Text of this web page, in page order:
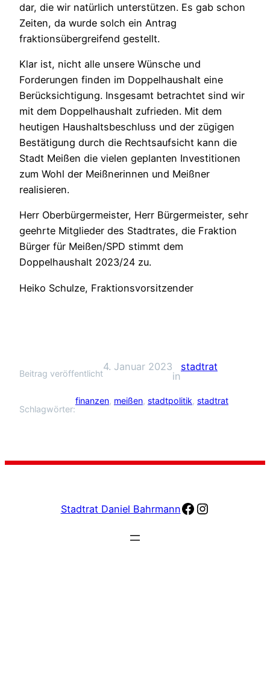
dar, die wir natürlich unterstützen. Es gab schon
Zeiten, da wurde solch ein Antrag
fraktionsübergreifend gestellt.
Klar ist, nicht alle unsere Wünsche und
Forderungen finden im Doppelhaushalt eine
Berücksichtigung. Insgesamt betrachtet sind wir
mit dem Doppelhaushalt zufrieden. Mit dem
heutigen Haushaltsbeschluss und der zügigen
Bestätigung durch die Rechtsaufsicht kann die
Stadt Meißen die vielen geplanten Investitionen
zum Wohl der Meißnerinnen und Meißner
realisieren.
Herr Oberbürgermeister, Herr Bürgermeister, sehr
geehrte Mitglieder des Stadtrates, die Fraktion
Bürger für Meißen/SPD stimmt dem
Doppelhaushalt 2023/24 zu.
Heiko Schulze, Fraktionsvorsitzender
Beitrag veröffentlicht
4. Januar 2023
in
stadtrat
Schlagwörter:
finanzen, meißen, stadtpolitik, stadtrat
Stadtrat Daniel Bahrmannfacebook
Instagram